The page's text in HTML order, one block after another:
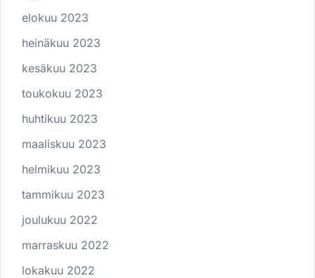
elokuu 2023
heinäkuu 2023
kesäkuu 2023
toukokuu 2023
huhtikuu 2023
maaliskuu 2023
helmikuu 2023
tammikuu 2023
joulukuu 2022
marraskuu 2022
lokakuu 2022